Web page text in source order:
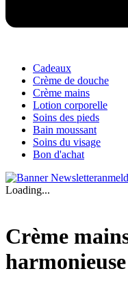
Cadeaux
Crème de douche
Crème mains
Lotion corporelle
Soins des pieds
Bain moussant
Soins du visage
Bon d'achat
Loading...
Crème
harmonieuse